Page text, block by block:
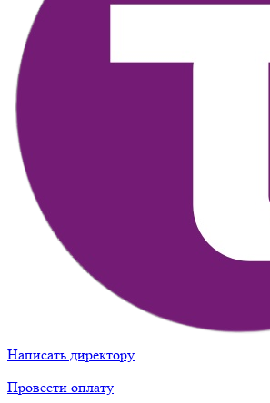
Написать директору
Провести оплату